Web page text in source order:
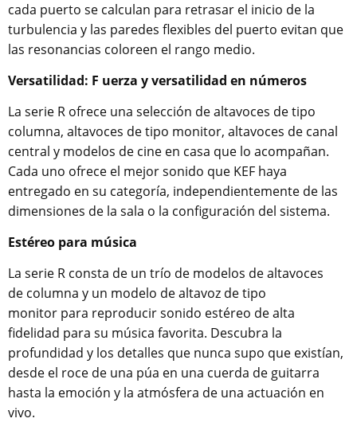
cada puerto se calculan para retrasar el inicio de la
turbulencia y las paredes flexibles del puerto evitan que
las resonancias coloreen el rango medio.
Versatilidad: F uerza y ​​versatilidad en números
La serie R ofrece una selección de altavoces de tipo
columna, altavoces de tipo monitor, altavoces de canal
central y modelos de cine en casa que lo acompañan.
Cada uno ofrece el mejor sonido que KEF haya
entregado en su categoría, independientemente de las
dimensiones de la sala o la configuración del sistema.
Estéreo para música
La serie R consta de un trío de modelos de altavoces
de columna y un modelo de altavoz de tipo
monitor para reproducir sonido estéreo de alta
fidelidad para su música favorita. Descubra la
profundidad y los detalles que nunca supo que existían,
desde el roce de una púa en una cuerda de guitarra
hasta la emoción y la atmósfera de una actuación en
vivo.